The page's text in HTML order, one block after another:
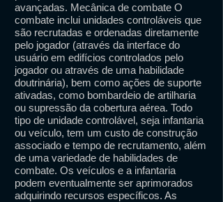
avançadas. Mecânica de combate O
combate inclui unidades controláveis ​​que
são recrutadas e ordenadas diretamente
pelo jogador (através da interface do
usuário em edifícios controlados pelo
jogador ou através de uma habilidade
doutrinária), bem como ações de suporte
ativadas, como bombardeio de artilharia
ou supressão da cobertura aérea. Todo
tipo de unidade controlável, seja infantaria
ou veículo, tem um custo de construção
associado e tempo de recrutamento, além
de uma variedade de habilidades de
combate. Os veículos e a infantaria
podem eventualmente ser aprimorados
adquirindo recursos específicos. As